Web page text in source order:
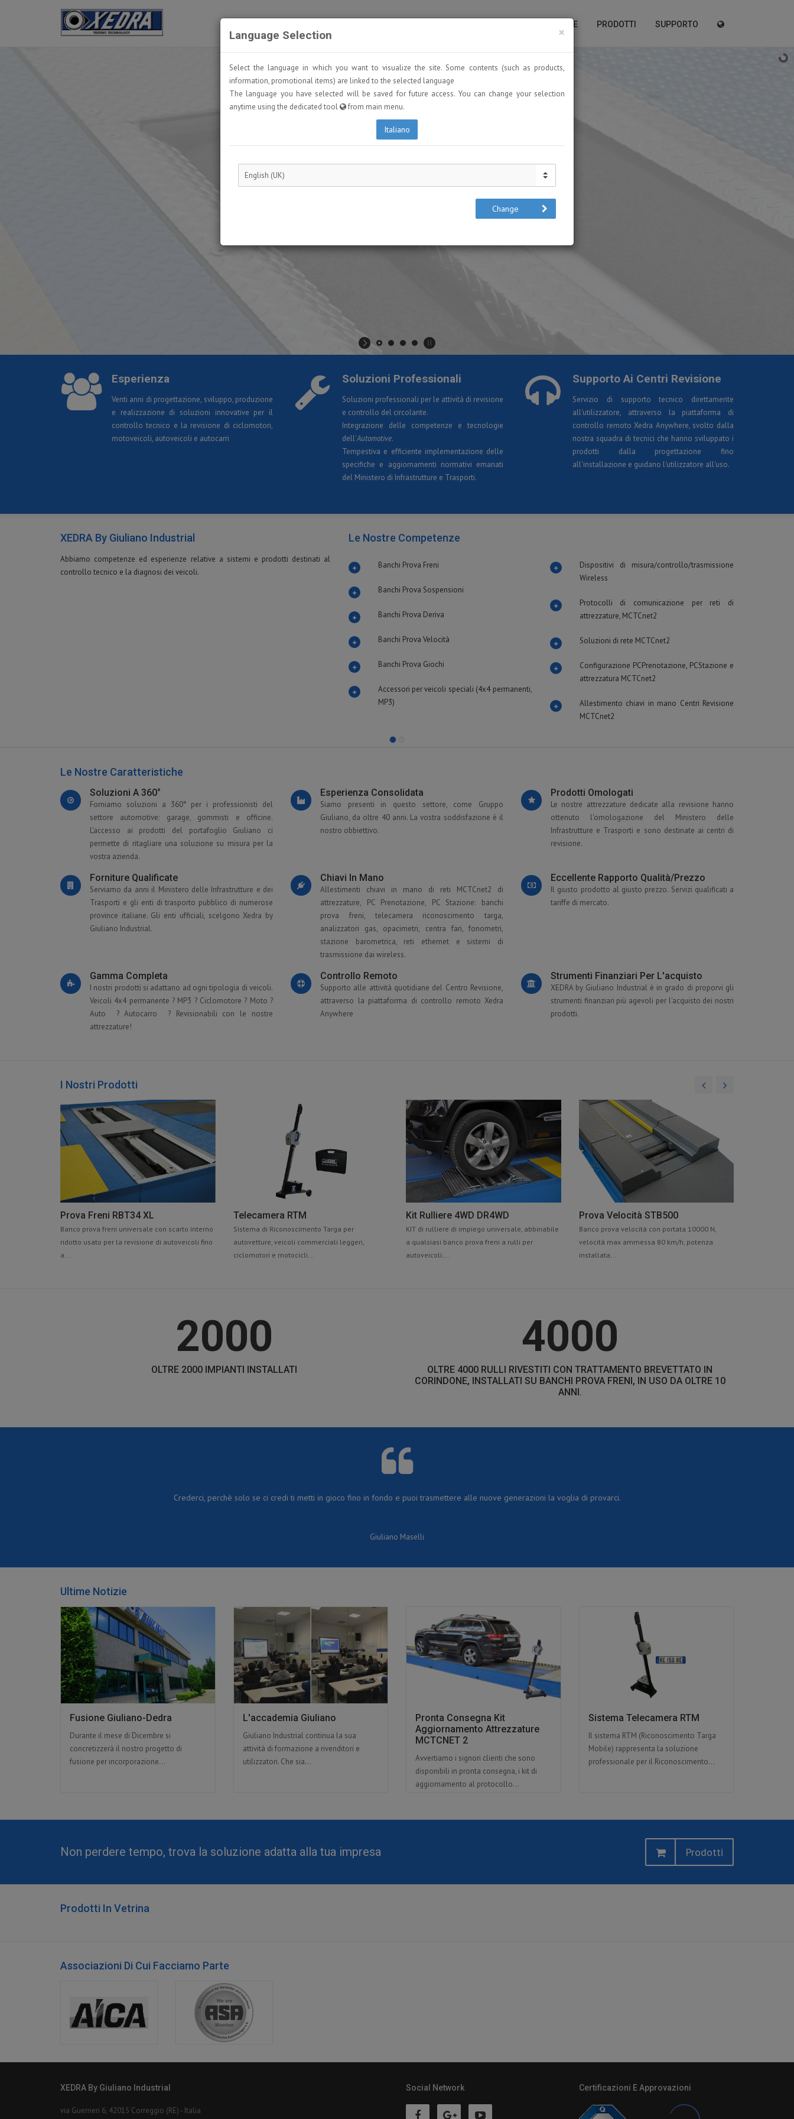
COMMERCIALE PRODOTTI SUPPORTO
EXCELLENCE
IN TESTING
Esperienza
Venti anni di progettazione, sviluppo, produzione
e realizzazione di soluzioni innovative per il
controllo tecnico e la revisione di ciclomotori,
motoveicoli, autoveicoli e autocarri
Soluzioni Professionali
Soluzioni professionali per le attività di revisione
e controllo del circolante.
Integrazione delle competenze e tecnologie
dell'Automotive.
Tempestiva e efficiente implementazione delle
specifiche e aggiornamenti normativi emanati
del Ministero di Infrastrutture e Trasporti.
Supporto Ai Centri Revisione
Servizio di supporto tecnico direttamente
all'utilizzatore, attraverso la piattaforma di
controllo remoto Xedra Anywhere, svolto dalla
nostra squadra di tecnici che hanno sviluppato i
prodotti dalla progettazione fino
all'installazione e guidano l'utilizzatore all'uso.
XEDRA By Giuliano Industrial
Abbiamo competenze ed esperienze relative a sistemi e prodotti destinati al
controllo tecnico e la diagnosi dei veicoli.
Le Nostre Competenze
Banchi Prova Freni
Banchi Prova Sospensioni
Banchi Prova Deriva
Banchi Prova Velocità
Banchi Prova Giochi
Accessori per veicoli speciali (4x4 permanenti,
MP3)
Dispositivi di misura/controllo/trasmissione
Wireless
Protocolli di comunicazione per reti di
attrezzature, MCTCnet2
Soluzioni di rete MCTCnet2
Configurazione PCPrenotazione, PCStazione e
attrezzatura MCTCnet2
Allestimento chiavi in mano Centri Revisione
MCTCnet2
Le Nostre Caratteristiche
Soluzioni A 360°
Forniamo soluzioni a 360° per i professionisti del
settore automotive: garage, gommisti e officine.
L'accesso ai prodotti del portafoglio Giuliano ci
permette di ritagliare una soluzione su misura per la
vostra azienda.
Esperienza Consolidata
Siamo presenti in questo settore, come Gruppo
Giuliano, da oltre 40 anni. La vostra soddisfazione è il
nostro obbiettivo.
Prodotti Omologati
Le nostre attrezzature dedicate alla revisione hanno
ottenuto l'omologazione del Ministero delle
Infrastrutture e Trasporti e sono destinate ai centri di
revisione.
Forniture Qualificate
Serviamo da anni il Ministero delle Infrastrutture e dei
Trasporti e gli enti di trasporto pubblico di numerose
province italiane. Gli enti ufficiali, scelgono Xedra by
Giuliano Industrial.
Chiavi In Mano
Allestimenti chiavi in mano di reti MCTCnet2 di
attrezzature, PC Prenotazione, PC Stazione: banchi
prova freni, telecamera riconoscimento targa,
analizzatori gas, opacimetri, centra fari, fonometri,
stazione barometrica, reti ethernet e sistemi di
trasmissione dai wireless.
Eccellente Rapporto Qualità/prezzo
Il giusto prodotto al giusto prezzo. Servizi qualificati a
tariffe di mercato.
Gamma Completa
I nostri prodotti si adattano ad ogni tipologia di veicoli.
Veicoli 4x4 permanente ? MP3 ? Ciclomotore ? Moto ?
Auto ? Autocarro ? Revisionabili con le nostre
attrezzature!
Controllo Remoto
Supporto alle attività quotidiane del Centro Revisione,
attraverso la piattaforma di controllo remoto Xedra
Anywhere
Strumenti Finanziari Per L'acquisto
XEDRA by Giuliano Industrial è in grado di proporvi gli
strumenti finanziari più agevoli per l'acquisto dei nostri
prodotti.
I Nostri Prodotti
Prova Freni RBT34 XL
Banco prova freni universale con scarto interno
ridotto usato per la revisione di autoveicoli fino
a...
Telecamera RTM
Sistema di Riconoscimento Targa per
autovetture, veicoli commerciali leggeri,
ciclomotori e motocicli...
Kit Rulliere 4WD DR4WD
KIT di rulliere di impiego universale, abbinabile
a qualsiasi banco prova freni a rulli per
autoveicoli:...
Prova Velocità STB500
Banco prova velocità con portata 10000 N,
velocità max ammessa 80 km/h, potenza
installata...
2000
OLTRE 2000 IMPIANTI INSTALLATI
4000
OLTRE 4000 RULLI RIVESTITI CON TRATTAMENTO BREVETTATO IN
CORINDONE, INSTALLATI SU BANCHI PROVA FRENI, IN USO DA OLTRE 10
ANNI.
Crederci, perchè solo se ci credi ti metti in gioco fino in fondo e puoi trasmettere alle nuove generazioni la voglia di provarci.
Giuliano Maselli
Ultime Notizie
Fusione Giuliano-Dedra
Durante il mese di Dicembre si
concretizzerà il nostro progetto di
fusione per incorporazione...
L'accademia Giuliano
Giuliano Industrial continua la sua
attività di formazione a rivenditori e
utilizzatori. Che sia...
Pronta Consegna Kit
Aggiornamento Attrezzature
MCTCNET 2
Avvertiamo i signori clienti che sono
disponibili in pronta consegna, i kit di
aggiornamento al protocollo...
Sistema Telecamera RTM
Il sistema RTM (Riconoscimento Targa
Mobile) rappresenta la soluzione
professionale per il Riconoscimento...
Non perdere tempo, trova la soluzione adatta alla tua impresa Prodotti
Prodotti In Vetrina
Associazioni Di Cui Facciamo Parte
×
Language Selection
Select the language in which you want to visualize the site. Some contents (such as products,
information, promotional items) are linked to the selected language
The language you have selected will be saved for future access. You can change your selection
anytime using the dedicated tool
from main menu.
Italiano
Change
XEDRA By Giuliano Industrial
via Guerrieri 6, 42015 Correggio (RE) - Italia
Social Network Certificazioni E Approvazioni